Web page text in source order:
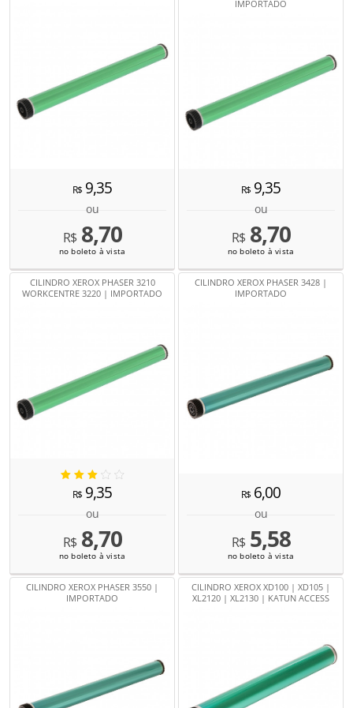
R$9,35
ou
R$8,70
no boleto à vista
IMPORTADO
R$9,35
ou
R$8,70
no boleto à vista
CILINDRO XEROX PHASER 3210
WORKCENTRE 3220 | IMPORTADO
R$9,35
ou
R$8,70
no boleto à vista
CILINDRO XEROX PHASER 3428 |
IMPORTADO
R$6,00
ou
R$5,58
no boleto à vista
CILINDRO XEROX PHASER 3550 |
IMPORTADO
CILINDRO XEROX XD100 | XD105 |
XL2120 | XL2130 | KATUN ACCESS